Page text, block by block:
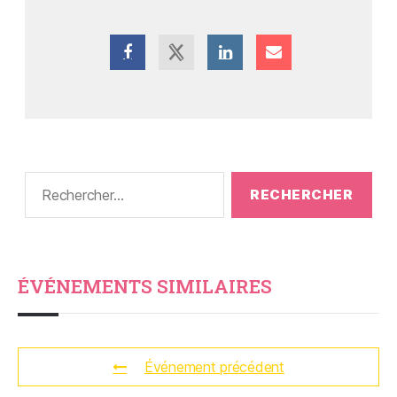
ÉVÉNEMENTS SIMILAIRES
Événement précédent